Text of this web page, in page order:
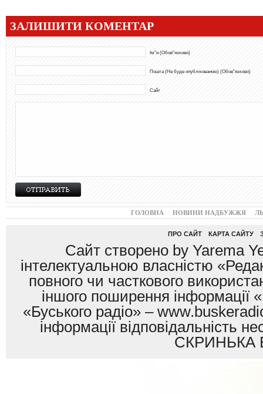
ЗАЛИШИТИ КОМЕНТАР
Ім"я (Обов"язково)
Пошта (Не буде опублікованою) (Обов"язково)
Сайт
ГОЛОВНА НОВИНИ НАДБУЖЖЯ
ПРО САЙТ КАРТА САЙТУ
Сайт створено by Yarema
інтелектуальною власністю
повного чи часткового
іншого поширення інформації
«Буського радіо» –
інформації
СКРИНЬКА